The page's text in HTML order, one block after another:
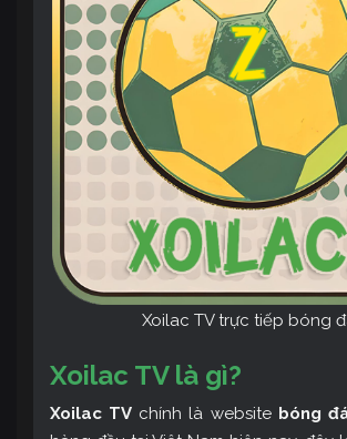
Xoilac TV trực tiếp bóng
Xoilac TV là gì?
Xoilac TV chính là website bóng